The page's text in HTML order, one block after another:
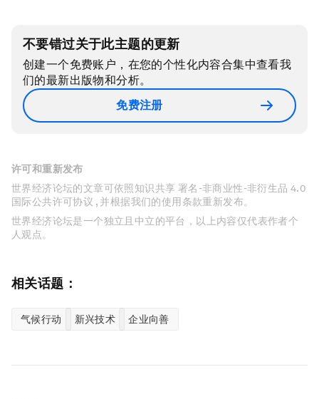
不要错过关于此主题的更新
创建一个免费账户，在您的个性化内容合集中查看我
们的最新出版物和分析。
免费注册
许可和重新发布
世界经济论坛的文章可依照知识共享 署名-非商业性-非衍生品 4.0
国际公共许可协议 , 并根据我们的使用条款重新发布。
世界经济论坛是一个独立且中立的平台，以上内容仅代表作者个
人观点。
相关话题：
气候行动 新兴技术 企业向善